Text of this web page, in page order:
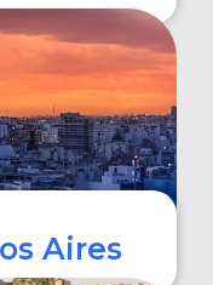
Aires